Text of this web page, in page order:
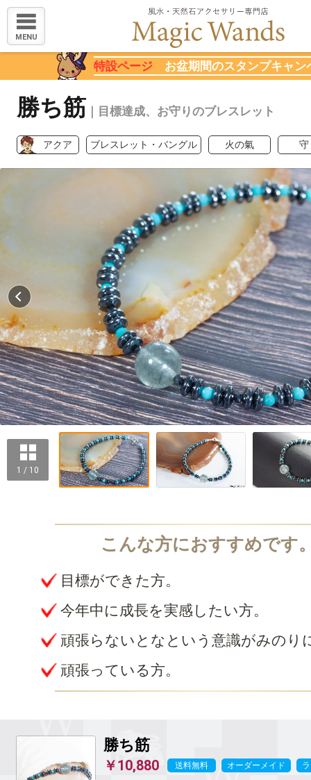
MENU
特設ページ お盆期間のスタンプキャン
勝ち筋 ｜目標達成、お守りのブレスレット
アクア ブレスレット・バングル 火の氣 守
1 / 10
目標ができた方。
今年中に成長を実感したい方。
頑張らないとなという意識がみのり
頑張っている方。
勝ち筋
￥10,880 送料無料 オーダーメイド